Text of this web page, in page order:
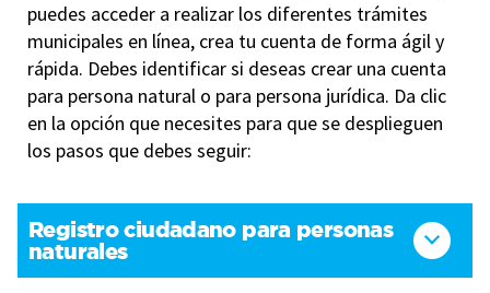
puedes acceder a realizar los diferentes trámites
municipales en línea, crea tu cuenta de forma ágil y
rápida. Debes identificar si deseas crear una cuenta
para persona natural o para persona jurídica. Da clic
en la opción que necesites para que se desplieguen
los pasos que debes seguir:
Registro ciudadano para personas
naturales